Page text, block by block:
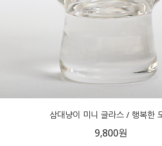
삼대냥이 미니 글라스 / 행복한
9,800원